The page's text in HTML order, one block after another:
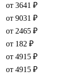
от 3641 ₽
от 9031 ₽
от 2465 ₽
от 182 ₽
от 4915 ₽
от 4915 ₽